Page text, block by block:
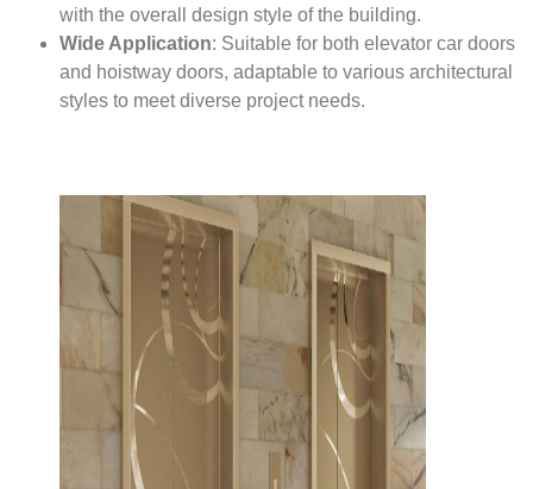
with the overall design style of the building.
Wide Application: Suitable for both elevator car doors
and hoistway doors, adaptable to various architectural
styles to meet diverse project needs.